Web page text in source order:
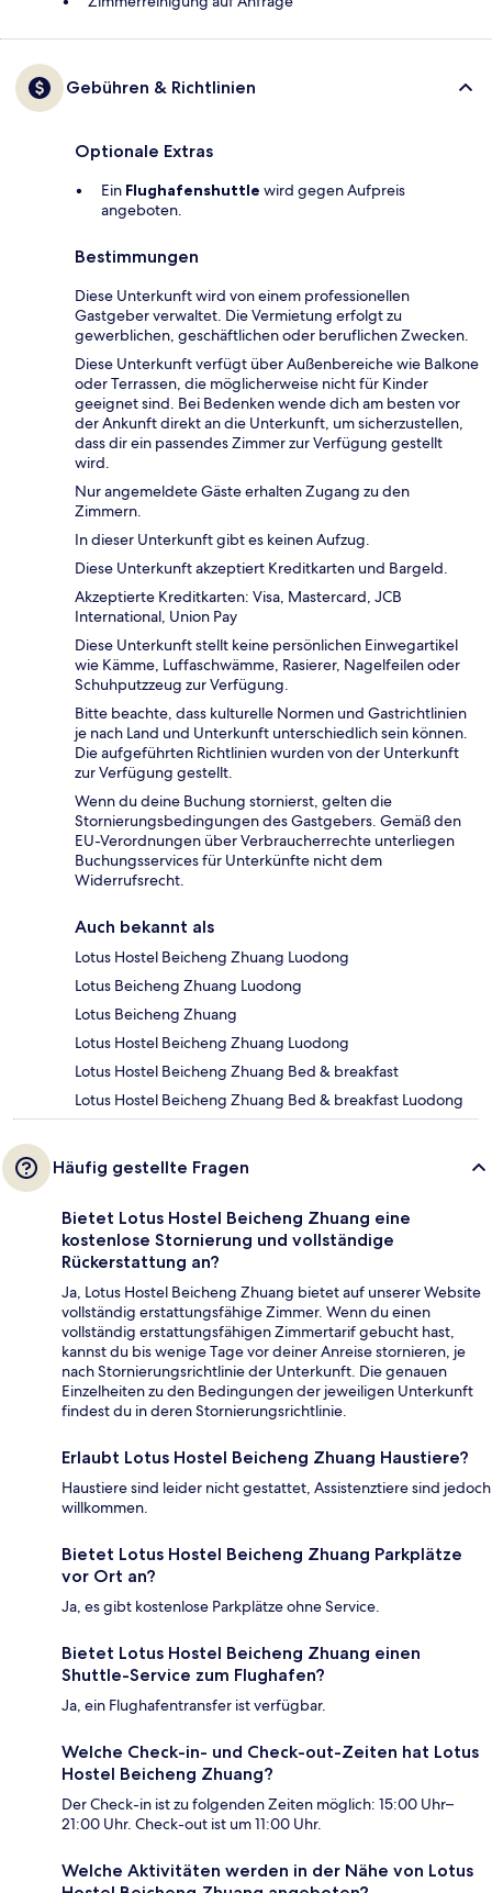
Gebühren & Richtlinien
Optionale Extras
Ein Flughafenshuttle wird gegen Aufpreis
angeboten.
Bestimmungen
Diese Unterkunft wird von einem professionellen
Gastgeber verwaltet. Die Vermietung erfolgt zu
gewerblichen, geschäftlichen oder beruflichen Zwecken.
Diese Unterkunft verfügt über Außenbereiche wie Balkone
oder Terrassen, die möglicherweise nicht für Kinder
geeignet sind. Bei Bedenken wende dich am besten vor
der Ankunft direkt an die Unterkunft, um sicherzustellen,
dass dir ein passendes Zimmer zur Verfügung gestellt
wird.
Nur angemeldete Gäste erhalten Zugang zu den
Zimmern.
In dieser Unterkunft gibt es keinen Aufzug.
Diese Unterkunft akzeptiert Kreditkarten und Bargeld.
Akzeptierte Kreditkarten: Visa, Mastercard, JCB
International, Union Pay
Diese Unterkunft stellt keine persönlichen Einwegartikel
wie Kämme, Luffaschwämme, Rasierer, Nagelfeilen oder
Schuhputzzeug zur Verfügung.
Bitte beachte, dass kulturelle Normen und Gastrichtlinien
je nach Land und Unterkunft unterschiedlich sein können.
Die aufgeführten Richtlinien wurden von der Unterkunft
zur Verfügung gestellt.
Wenn du deine Buchung stornierst, gelten die
Stornierungsbedingungen des Gastgebers. Gemäß den
EU-Verordnungen über Verbraucherrechte unterliegen
Buchungsservices für Unterkünfte nicht dem
Widerrufsrecht.
Auch bekannt als
Lotus Hostel Beicheng Zhuang Luodong
Lotus Beicheng Zhuang Luodong
Lotus Beicheng Zhuang
Lotus Hostel Beicheng Zhuang Luodong
Lotus Hostel Beicheng Zhuang Bed & breakfast
Lotus Hostel Beicheng Zhuang Bed & breakfast Luodong
Häufig gestellte Fragen
Bietet Lotus Hostel Beicheng Zhuang eine
kostenlose Stornierung und vollständige
Rückerstattung an?
Ja, Lotus Hostel Beicheng Zhuang bietet auf unserer Website
vollständig erstattungsfähige Zimmer. Wenn du einen
vollständig erstattungsfähigen Zimmertarif gebucht hast,
kannst du bis wenige Tage vor deiner Anreise stornieren, je
nach Stornierungsrichtlinie der Unterkunft. Die genauen
Einzelheiten zu den Bedingungen der jeweiligen Unterkunft
findest du in deren Stornierungsrichtlinie.
Erlaubt Lotus Hostel Beicheng Zhuang Haustiere?
Haustiere sind leider nicht gestattet, Assistenztiere sind jedoch
willkommen.
Bietet Lotus Hostel Beicheng Zhuang Parkplätze
vor Ort an?
Ja, es gibt kostenlose Parkplätze ohne Service.
Bietet Lotus Hostel Beicheng Zhuang einen
Shuttle-Service zum Flughafen?
Ja, ein Flughafentransfer ist verfügbar.
Welche Check-in- und Check-out-Zeiten hat Lotus
Hostel Beicheng Zhuang?
Der Check-in ist zu folgenden Zeiten möglich: 15:00 Uhr–
21:00 Uhr. Check-out ist um 11:00 Uhr.
Welche Aktivitäten werden in der Nähe von Lotus